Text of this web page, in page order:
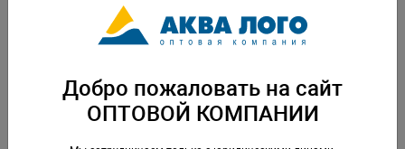
Пластиковая декорация для использования в аквариумистике и
Скачать каталогДобро пожаловать на сайт
ОПТОВОЙ КОМПАНИИ